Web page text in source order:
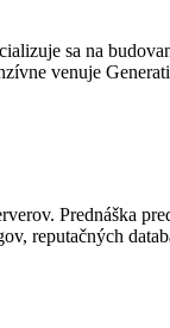
sa na
venuje
Prednáška
reputačných